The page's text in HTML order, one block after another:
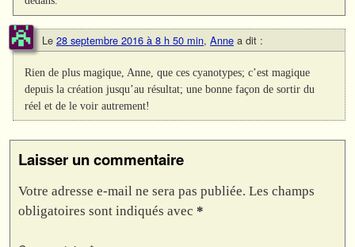
Le 28 septembre 2016 à 8 h 50 min, Anne a dit :
Rien de plus magique, Anne, que ces cyanotypes; c’est magique
depuis la création jusqu’au résultat; une bonne façon de sortir du
réel et de le voir autrement!
Laisser un commentaire
Votre adresse e-mail ne sera pas publiée. Les champs
obligatoires sont indiqués avec *